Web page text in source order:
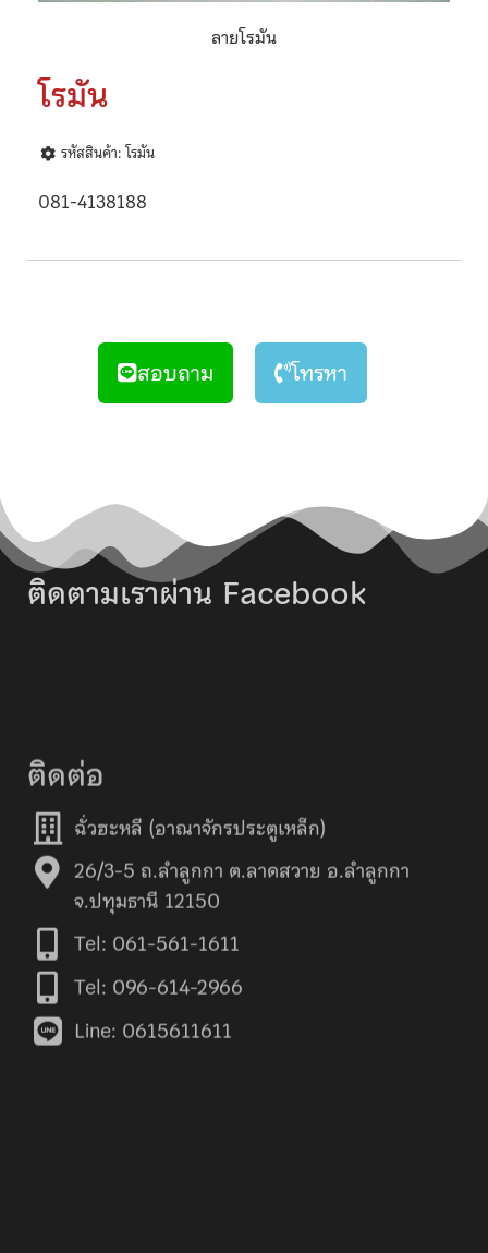
ลายโรมัน
โรมัน
รหัสสินค้า: โรมัน
081-4138188
สอบถาม โทรหา
ติดตามเราผ่าน Facebook
26/3-5 ถ.ลำลูกกา ต.ลาดสวาย อ.ลำลูกกา
จ.ปทุมธานี 12150
Tel: 061-561-1611
Tel: 096-614-2966
Line: 0615611611